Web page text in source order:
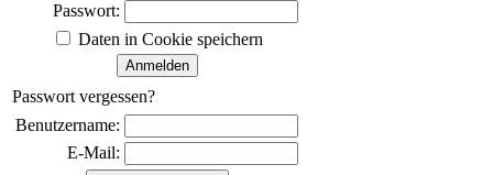
Passwort:
Daten in Cookie speichern
Passwort vergessen?
Benutzername:
E-Mail: